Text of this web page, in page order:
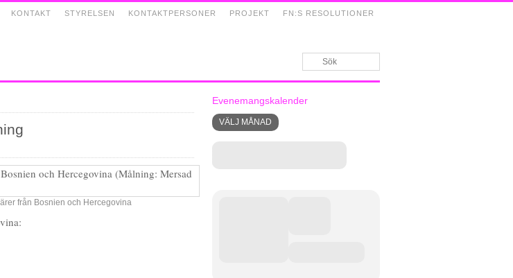
FN:S RESOLUTIONER
PROJEKT
KONTAKTPERSONER
STYRELSEN
KONTAKT
från Bosnien och Hercegovina
Evenemangskalender
VÄLJ MÅNAD